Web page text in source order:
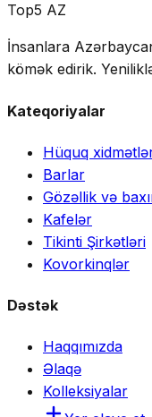
Top5 AZ
İnsanlara
kömək edirik.
Kateqoriyalar
Hüquq
Barlar
Gözəllik və
Kafelər
Tikinti Şirkətləri
Kovorkinqlər
Dəstək
Haqqımızda
Əlaqə
Kolleksiyalar